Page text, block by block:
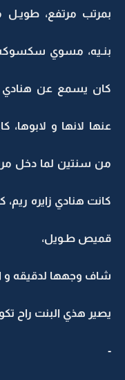
بمرتب مرتفع، طويـل
بنـيه، مسوي سكسوكه
كان يسمع عن هنادي
عنها لانها و لابوها،
من سنتين لما دخل مره
كانت هنادي زايره ريم،
قميص طـويل،
شاف وجهها لدقيقه و
يصير هذي البنت راح